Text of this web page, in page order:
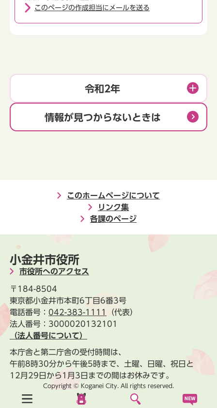
このページの作成担当にメールを送る
令和2年
情報が見つからないときは
このホームページについて
リンク集
各課のページ
小金井市役所
市役所へのアクセス
〒184-8504
東京都小金井市本町6丁目6番3号
電話番号： 042-383-1111
（代表）
法人番号：3000020132101
（法人番号について）
本庁舎と第二庁舎の受付時間は、
午前8時30分から午後5時まで、土曜、日曜、祝日と
12月29日から1月3日までの間はお休みです。
Copyright © Koganei City. All rights reserved.